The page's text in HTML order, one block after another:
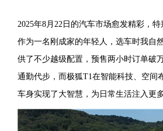
2025年8月22日的汽车市场愈发精彩，
作为一名刚成家的年轻人，选车时我自
供了不少越级配置，预售两小时订单破
通勤代步，而极狐T1在智能科技、空间
车身实现了大智慧，为日常生活注入更